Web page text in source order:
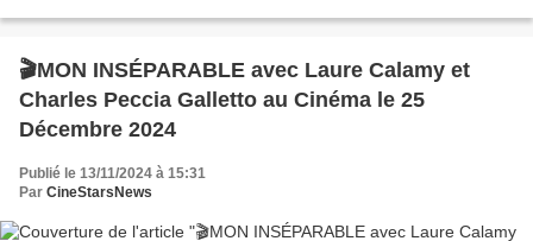
🎬MON INSÉPARABLE avec Laure Calamy et
Charles Peccia Galletto au Cinéma le 25
Décembre 2024
Publié le 13/11/2024 à 15:31
Par CineStarsNews